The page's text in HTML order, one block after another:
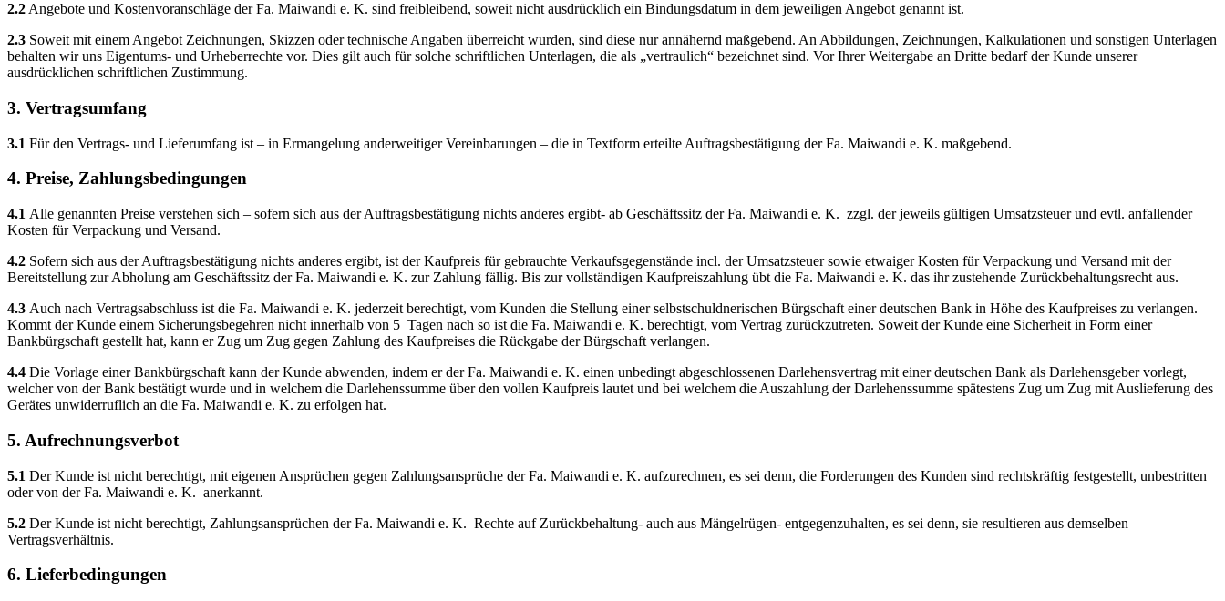
2.2 Angebote und Kostenvoranschläge der Fa. Maiwandi e. K. sind freibleibend, soweit nicht ausdrücklich ein Bindungsdatum in dem jeweiligen Angebot genannt ist.
2.3 Soweit mit einem Angebot Zeichnungen, Skizzen oder technische Angaben überreicht wurden, sind diese nur annähernd maßgebend. An Abbildungen, Zeichnungen, Kalkulationen und sonstigen Unterlagen
behalten wir uns Eigentums- und Urheberrechte vor. Dies gilt auch für solche schriftlichen Unterlagen, die als „vertraulich“ bezeichnet sind. Vor Ihrer Weitergabe an Dritte bedarf der Kunde unserer
ausdrücklichen schriftlichen Zustimmung.
3. Vertragsumfang
3.1 Für den Vertrags- und Lieferumfang ist – in Ermangelung anderweitiger Vereinbarungen – die in Textform erteilte Auftragsbestätigung der Fa. Maiwandi e. K. maßgebend.
4. Preise, Zahlungsbedingungen
4.1 Alle genannten Preise verstehen sich – sofern sich aus der Auftragsbestätigung nichts anderes ergibt- ab Geschäftssitz der Fa. Maiwandi e. K. zzgl. der jeweils gültigen Umsatzsteuer und evtl. anfallender
Kosten für Verpackung und Versand.
4.2 Sofern sich aus der Auftragsbestätigung nichts anderes ergibt, ist der Kaufpreis für gebrauchte Verkaufsgegenstände incl. der Umsatzsteuer sowie etwaiger Kosten für Verpackung und Versand mit der
Bereitstellung zur Abholung am Geschäftssitz der Fa. Maiwandi e. K. zur Zahlung fällig. Bis zur vollständigen Kaufpreiszahlung übt die Fa. Maiwandi e. K. das ihr zustehende Zurückbehaltungsrecht aus.
4.3 Auch nach Vertragsabschluss ist die Fa. Maiwandi e. K. jederzeit berechtigt, vom Kunden die Stellung einer selbstschuldnerischen Bürgschaft einer deutschen Bank in Höhe des Kaufpreises zu verlangen.
Kommt der Kunde einem Sicherungsbegehren nicht innerhalb von 5 Tagen nach so ist die Fa. Maiwandi e. K. berechtigt, vom Vertrag zurückzutreten. Soweit der Kunde eine Sicherheit in Form einer
Bankbürgschaft gestellt hat, kann er Zug um Zug gegen Zahlung des Kaufpreises die Rückgabe der Bürgschaft verlangen.
4.4 Die Vorlage einer Bankbürgschaft kann der Kunde abwenden, indem er der Fa. Maiwandi e. K. einen unbedingt abgeschlossenen Darlehensvertrag mit einer deutschen Bank als Darlehensgeber vorlegt,
welcher von der Bank bestätigt wurde und in welchem die Darlehenssumme über den vollen Kaufpreis lautet und bei welchem die Auszahlung der Darlehenssumme spätestens Zug um Zug mit Auslieferung des
Gerätes unwiderruflich an die Fa. Maiwandi e. K. zu erfolgen hat.
5. Aufrechnungsverbot
5.1 Der Kunde ist nicht berechtigt, mit eigenen Ansprüchen gegen Zahlungsansprüche der Fa. Maiwandi e. K. aufzurechnen, es sei denn, die Forderungen des Kunden sind rechtskräftig festgestellt, unbestritten
oder von der Fa. Maiwandi e. K. anerkannt.
5.2 Der Kunde ist nicht berechtigt, Zahlungsansprüchen der Fa. Maiwandi e. K. Rechte auf Zurückbehaltung- auch aus Mängelrügen- entgegenzuhalten, es sei denn, sie resultieren aus demselben
Vertragsverhältnis.
6. Lieferbedingungen